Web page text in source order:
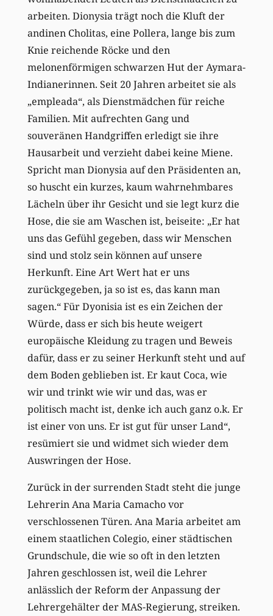
arbeiten. Dionysia trägt noch die Kluft der
andinen Cholitas, eine Pollera, lange bis zum
Knie reichende Röcke und den
melonenförmigen schwarzen Hut der Aymara-
Indianerinnen. Seit 20 Jahren arbeitet sie als
„empleada“, als Dienstmädchen für reiche
Familien. Mit aufrechten Gang und
souveränen Handgriffen erledigt sie ihre
Hausarbeit und verzieht dabei keine Miene.
Spricht man Dionysia auf den Präsidenten an,
so huscht ein kurzes, kaum wahrnehmbares
Lächeln über ihr Gesicht und sie legt kurz die
Hose, die sie am Waschen ist, beiseite: „Er hat
uns das Gefühl gegeben, dass wir Menschen
sind und stolz sein können auf unsere
Herkunft. Eine Art Wert hat er uns
zurückgegeben, ja so ist es, das kann man
sagen.“ Für Dyonisia ist es ein Zeichen der
Würde, dass er sich bis heute weigert
europäische Kleidung zu tragen und Beweis
dafür, dass er zu seiner Herkunft steht und auf
dem Boden geblieben ist. Er kaut Coca, wie
wir und trinkt wie wir und das, was er
politisch macht ist, denke ich auch ganz o.k. Er
ist einer von uns. Er ist gut für unser Land“,
resümiert sie und widmet sich wieder dem
Auswringen der Hose.
Zurück in der surrenden Stadt steht die junge
Lehrerin Ana Maria Camacho vor
verschlossenen Türen. Ana Maria arbeitet am
einem staatlichen Colegio, einer städtischen
Grundschule, die wie so oft in den letzten
Jahren geschlossen ist, weil die Lehrer
anlässlich der Reform der Anpassung der
Lehrergehälter der MAS-Regierung, streiken.